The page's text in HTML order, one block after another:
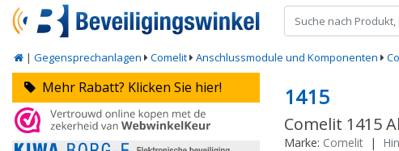
| Gegensprechanlagen Comelit Anschlussmodule und Komponenten
Mehr Rabatt? Klicken Sie hier! 1415
Comelit 1415
Marke: Comelit |